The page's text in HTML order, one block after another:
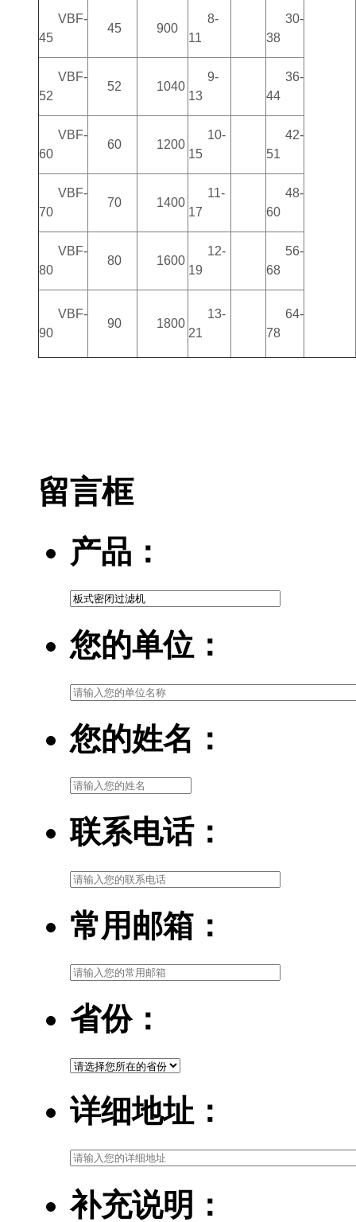
VBF-
45
45 900
8-
11
30-
38
VBF-
52
52 1040
9-
13
36-
44
VBF-
60
60 1200
10-
15
42-
51
VBF-
70
70 1400
11-
17
48-
60
VBF-
80
80 1600
12-
19
56-
68
VBF-
90
90 1800
13-
21
64-
78
留言框
产品：
您的单位：
您的姓名：
联系电话：
常用邮箱：
省份：
详细地址：
补充说明：